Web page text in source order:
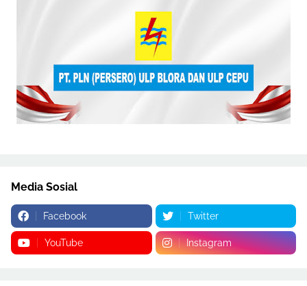
Media Sosial
Facebook Twitter
YouTube Instagram